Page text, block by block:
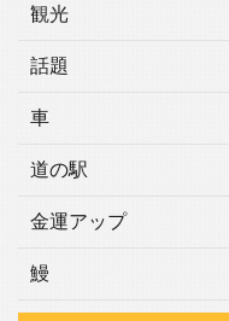
観光
話題
車
道の駅
金運アップ
鰻